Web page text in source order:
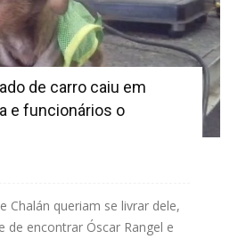
de carro caiu em
e funcionários o
Chalán queriam se livrar dele,
de encontrar Óscar Rangel e